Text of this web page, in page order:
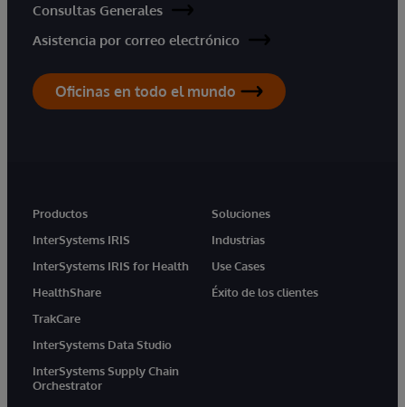
Consultas Generales
Asistencia por correo electrónico
Oficinas en todo el mundo
Productos
InterSystems IRIS
InterSystems IRIS for Health
HealthShare
TrakCare
InterSystems Data Studio
InterSystems Supply Chain
Orchestrator
Soluciones
Industrias
Use Cases
Éxito de los clientes